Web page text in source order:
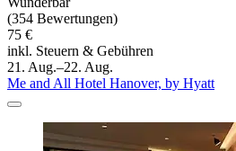
(354 Bewertungen)
75 €
inkl. Steuern & Gebühren
21. Aug.–22. Aug.
Me and All Hotel Hanover, by Hyatt